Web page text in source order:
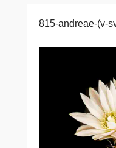
815-andreae-(v-